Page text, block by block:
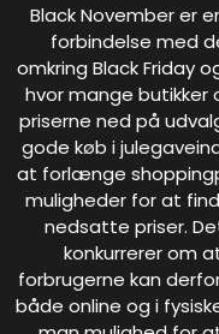
Black November er
forbindelse med
omkring Black Friday
hvor mange
priserne ned på
gode køb i
at forlænge
muligheder for at
nedsatte priser.
konkurrerer om
forbrugerne kan
både online og i